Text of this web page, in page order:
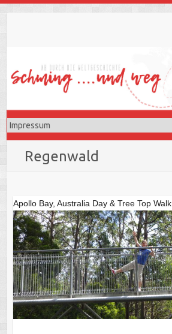
Regenwald
Apollo Bay, Australia Day & Tree Top Walk